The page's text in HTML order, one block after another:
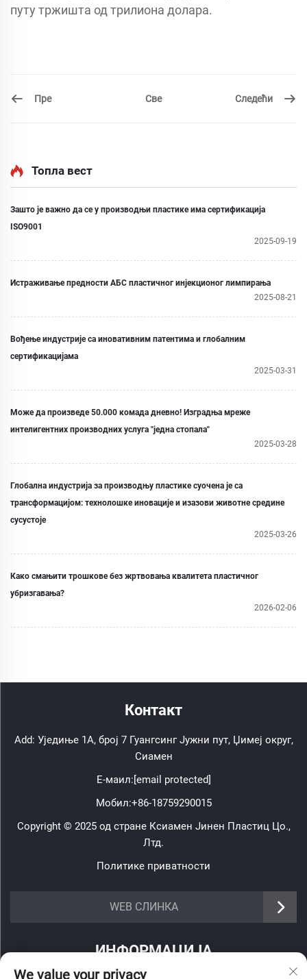
путу тржишта од трилиона долара.
Пре Све Следећи
Топла вест
Зашто је важно да се у производњи пластике има сертификација
ISO9001
2025-09-19
Истраживање предности АБС пластичног инјекционог лимпирања
2025-08-21
Вођење индустрије са иновативним патентима и глобалним
сертификацијама
2025-03-31
Може да произведе 50.000 комада дневно! Изградња мреже
интелигентних производних услуга "једна стопала"
2025-03-28
Глобална индустрија за производњу пластике суочена је са
трансформацијом: технолошке иновације и изазови животне средине
сусустоје
2025-03-26
Како смањити трошкове без жртвовања квалитета пластичног
убризгавања?
2026-02-06
Контакт
Add: Уједиње 1А, број 7 Гуангсинг Јужни пут, Џимеј округ,
Сиамен
Е-маил:[email protected]
Мобил:+86-18759290015
Copyright © 2025 од стране Ксиамен Јинен Пластиц Цо.,
Лтд.
Политике приватности
WEB СЛИНКА
https://www.jinenplastic.com/service
ИНФОРМАЦИЈА
We value your privacy